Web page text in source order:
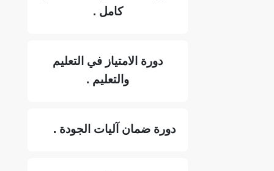
دورة الامتياز في التعليم
دورة ضمان آليات الجودة .